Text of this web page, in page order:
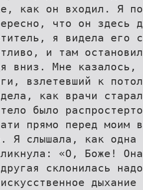
как он входил. Я
что он здесь
я видела его
и там
вниз. Мне казалось,
взлетевший к
как врачи
было
прямо перед моим
Я слышала, как одна
«О, Боже!
склонилась